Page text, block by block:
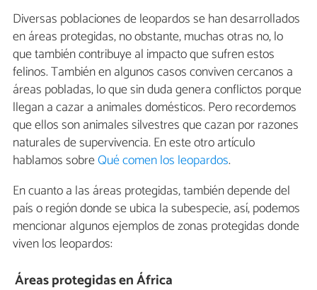
Diversas poblaciones de leopardos se han desarrollados
en áreas protegidas, no obstante, muchas otras no, lo
que también contribuye al impacto que sufren estos
felinos. También en algunos casos conviven cercanos a
áreas pobladas, lo que sin duda genera conflictos porque
llegan a cazar a animales domésticos. Pero recordemos
que ellos son animales silvestres que cazan por razones
naturales de supervivencia. En este otro artículo
hablamos sobreQué comen los leopardos.
En cuanto a las áreas protegidas, también depende del
país o región donde se ubica la subespecie, así, podemos
mencionar algunos ejemplos de zonas protegidas donde
viven los leopardos:
Áreas protegidas en África